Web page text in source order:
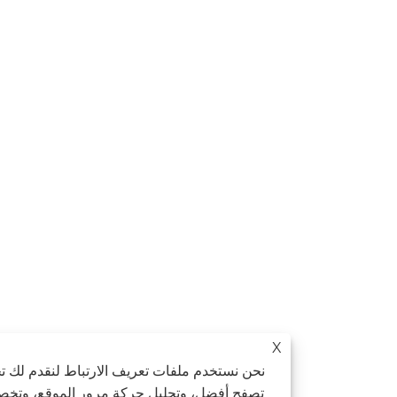
نحن نستخدم ملفات تعريف الارتباط لنقدم لك تجربة
تصفح أفضل، وتحليل حركة مرور الموقع، وتخصيص